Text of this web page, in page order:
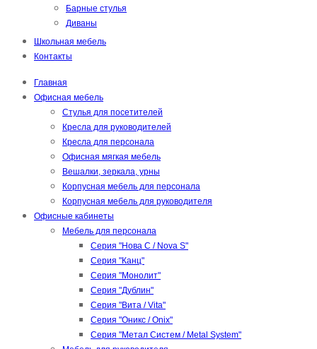
Барные стулья
Диваны
Школьная мебель
Контакты
Главная
Офисная мебель
Стулья для посетителей
Кресла для руководителей
Кресла для персонала
Офисная мягкая мебель
Вешалки, зеркала, урны
Корпусная мебель для персонала
Корпусная мебель для руководителя
Офисные кабинеты
Мебель для персонала
Серия "Нова С / Nova S"
Серия "Канц"
Серия "Монолит"
Серия "Дублин"
Серия "Вита / Vita"
Серия "Оникс / Onix"
Серия "Метал Систем / Metal System"